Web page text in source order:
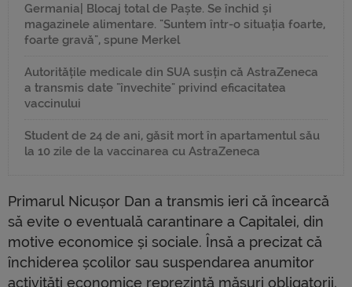
Germania| Blocaj total de Paște. Se închid și
magazinele alimentare. "Suntem într-o situația foarte,
foarte gravă", spune Merkel
Autoritățile medicale din SUA susțin că AstraZeneca
a transmis date "învechite" privind eficacitatea
vaccinului
Student de 24 de ani, găsit mort în apartamentul său
la 10 zile de la vaccinarea cu AstraZeneca
Primarul Nicușor Dan a transmis ieri că încearcă
să evite o eventuală carantinare a Capitalei, din
motive economice și sociale. Însă a precizat că
închiderea școlilor sau suspendarea anumitor
activități economice reprezintă măsuri obligatorii,